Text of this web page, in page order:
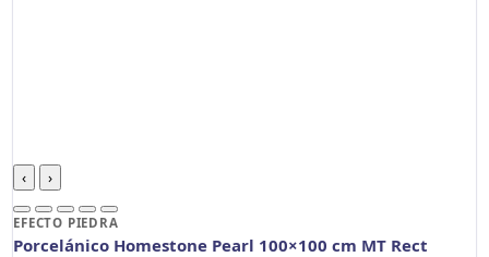
‹ ›
EFECTO PIEDRA
Porcelánico Homestone Pearl 100×100 cm MT Rect